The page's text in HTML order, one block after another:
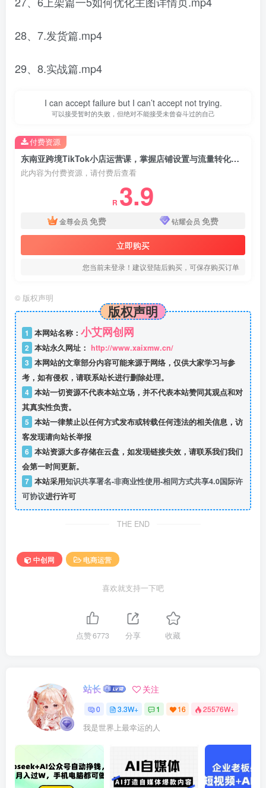
28、7.发货篇.mp4
29、8.实战篇.mp4
I can accept failure but I can’t accept not trying.
可以接受暂时的失败，但绝对不能接受未曾奋斗过的自己
东南亚跨境TikTok小店运营课，掌握店铺设置与流量转化核心技巧
此内容为付费资源，请付费后查看
R 3.9
金尊会员 免费 钻耀会员 免费
立即购买
您当前未登录！建议登陆后购买，可保存购买订单
付费资源
© 版权声明
版权声明
1 本网站名称： 小艾网创网
2 本站永久网址： http://www.xaixmw.cn/
3 本网站的文章部分内容可能来源于网络，仅供大家学习与参
考，如有侵权，请联系站长进行删除处理。
4 本站一切资源不代表本站立场，并不代表本站赞同其观点和对
其真实性负责。
5 本站一律禁止以任何方式发布或转载任何违法的相关信息，访
客发现请向站长举报
6 本站资源大多存储在云盘，如发现链接失效，请联系我们我们
会第一时间更新。
7 本站采用知识共享署名-非商业性使用-相同方式共享4.0国际许
可协议进行许可
THE END
中创网 电商运营
喜欢就支持一下吧
点赞6773 分享 收藏
站长 关注
0 3.3W+ 1 16 25576W+
我是世界上最幸运的人